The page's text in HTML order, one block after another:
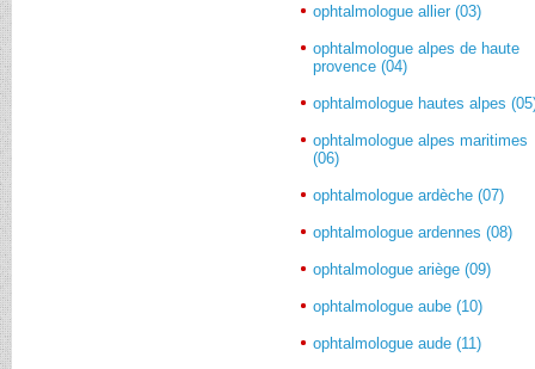
ophtalmologue allier (03)
ophtalmologue alpes de haute
provence (04)
ophtalmologue hautes alpes
ophtalmologue alpes maritimes
(06)
ophtalmologue ardèche (07)
ophtalmologue ardennes (08)
ophtalmologue ariège (09)
ophtalmologue aube (10)
ophtalmologue aude (11)